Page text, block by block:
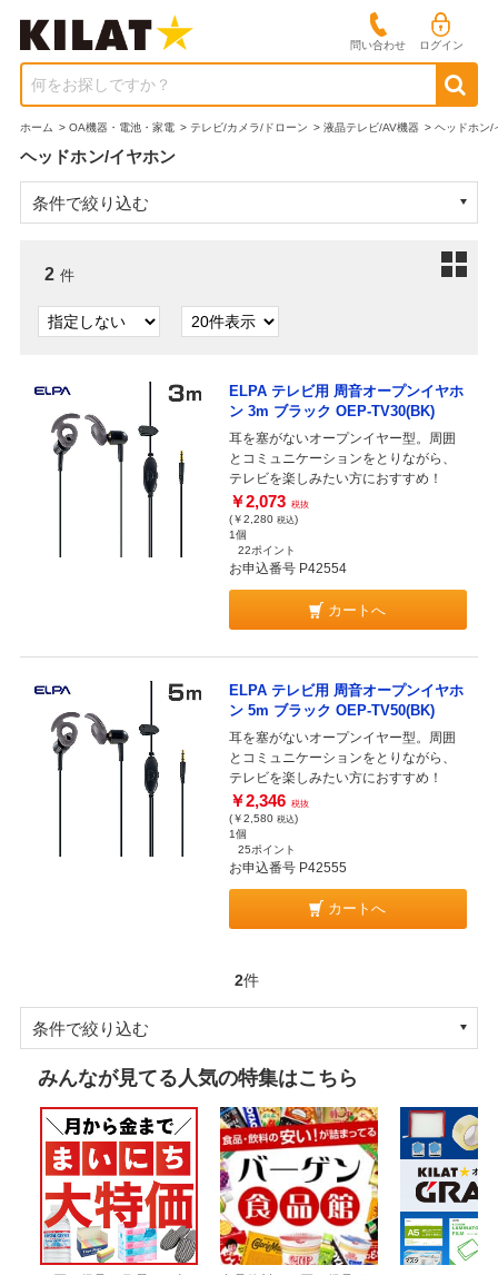
問い合わせ ログイン
何をお探しですか？
ホーム > OA機器・電池・家電 > テレビ/カメラ/ドローン > 液晶テレビ/AV機器 > ヘッドホン/
ヘッドホン/イヤホン
条件で絞り込む
2 件
ELPA テレビ用 周音オープンイヤホ
ン 3m ブラック OEP-TV30(BK)
耳を塞がないオープンイヤー型。周囲
とコミュニケーションをとりながら、
テレビを楽しみたい方におすすめ！
￥2,073 税抜
(￥2,280 税込)
1個
22ポイント
お申込番号 P42554
カートへ
ELPA テレビ用 周音オープンイヤホ
ン 5m ブラック OEP-TV50(BK)
耳を塞がないオープンイヤー型。周囲
とコミュニケーションをとりながら、
テレビを楽しみたい方におすすめ！
￥2,346 税抜
(￥2,580 税込)
1個
25ポイント
お申込番号 P42555
カートへ
2件
条件で絞り込む
みんなが見てる人気の特集はこちら